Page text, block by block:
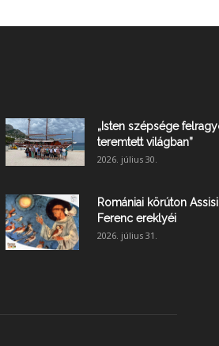
„Isten szépsége
teremtett világban”
2026. július 30.
Romániai körúton
Ferenc ereklyéi
2026. július 31.